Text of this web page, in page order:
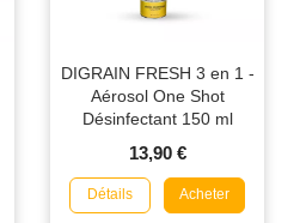
DIGRAIN FRESH 3 en 1 -
Aérosol One Shot
Désinfectant 150 ml
13,90 €
Détails Acheter